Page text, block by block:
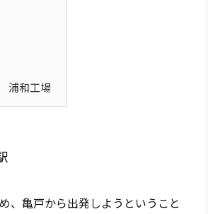
浦和工場
、亀戸から出発しようということ